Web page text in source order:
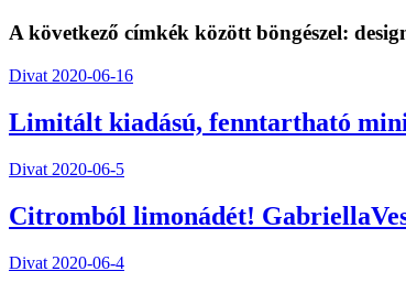
A következő címkék között böngészel:
Divat 2020-06-16
Limitált kiadású, fenntartható
Divat 2020-06-5
Citromból limonádét!
Divat 2020-06-4